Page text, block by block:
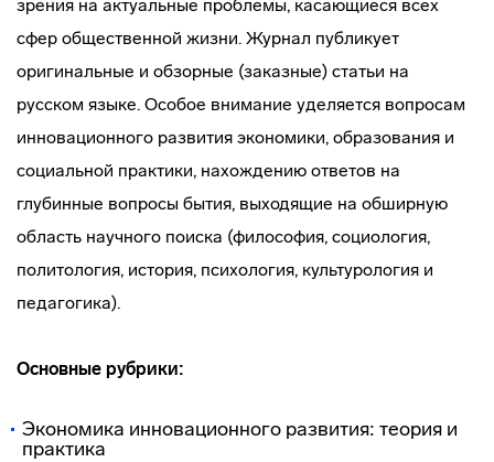
зрения на актуальные проблемы, касающиеся всех
сфер общественной жизни. Журнал публикует
оригинальные и обзорные (заказные) статьи на
русском языке. Особое внимание уделяется вопросам
инновационного развития экономики, образования и
социальной практики, нахождению ответов на
глубинные вопросы бытия, выходящие на обширную
область научного поиска (философия, социология,
политология, история, психология, культурология и
педагогика).
Основные рубрики:
Экономика инновационного развития: теория и
практика